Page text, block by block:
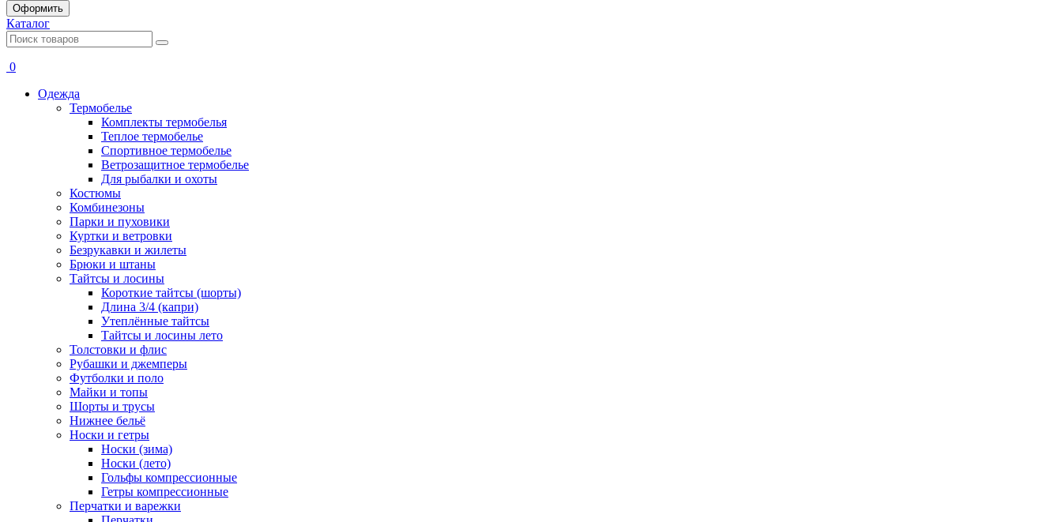
Оформить
Каталог
0
Одежда
Термобелье
Комплекты термобелья
Теплое термобелье
Спортивное термобелье
Ветрозащитное термобелье
Для рыбалки и охоты
Костюмы
Комбинезоны
Парки и пуховики
Куртки и ветровки
Безрукавки и жилеты
Брюки и штаны
Тайтсы и лосины
Короткие тайтсы (шорты)
Длина 3/4 (капри)
Утеплённые тайтсы
Тайтсы и лосины лето
Толстовки и флис
Рубашки и джемперы
Футболки и поло
Майки и топы
Шорты и трусы
Нижнее бельё
Носки и гетры
Носки (зима)
Носки (лето)
Гольфы компрессионные
Гетры компрессионные
Перчатки и варежки